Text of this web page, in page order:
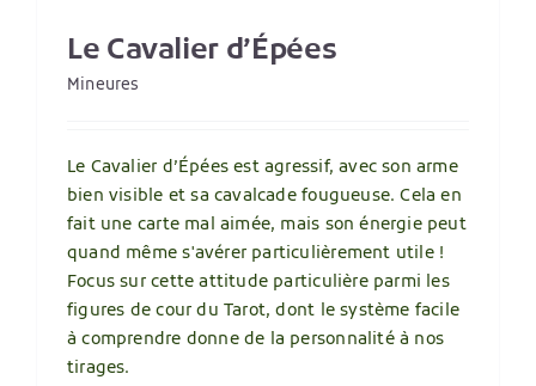
Le Cavalier d’Épées
Mineures
Le Cavalier d’Épées est agressif, avec son arme
bien visible et sa cavalcade fougueuse. Cela en
fait une carte mal aimée, mais son énergie peut
quand même s'avérer particulièrement utile !
Focus sur cette attitude particulière parmi les
figures de cour du Tarot, dont le système facile
à comprendre donne de la personnalité à nos
tirages.